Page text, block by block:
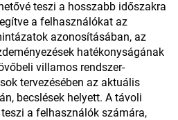
teszi a hosszabb időszakra
a felhasználókat az
azonosításában, az
hatékonyságának
villamos rendszer-
tervezésében az aktuális
becslések helyett. A távoli
a felhasználók számára,